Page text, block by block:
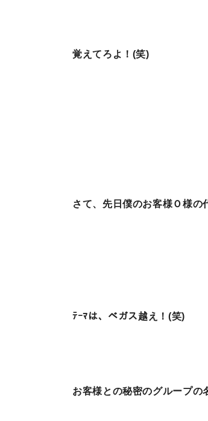
覚えてろよ！(笑)
さて、先日僕のお客様Ｏ様の
ﾃｰﾏは、ベガス越え！(笑)
お客様との秘密のグループ